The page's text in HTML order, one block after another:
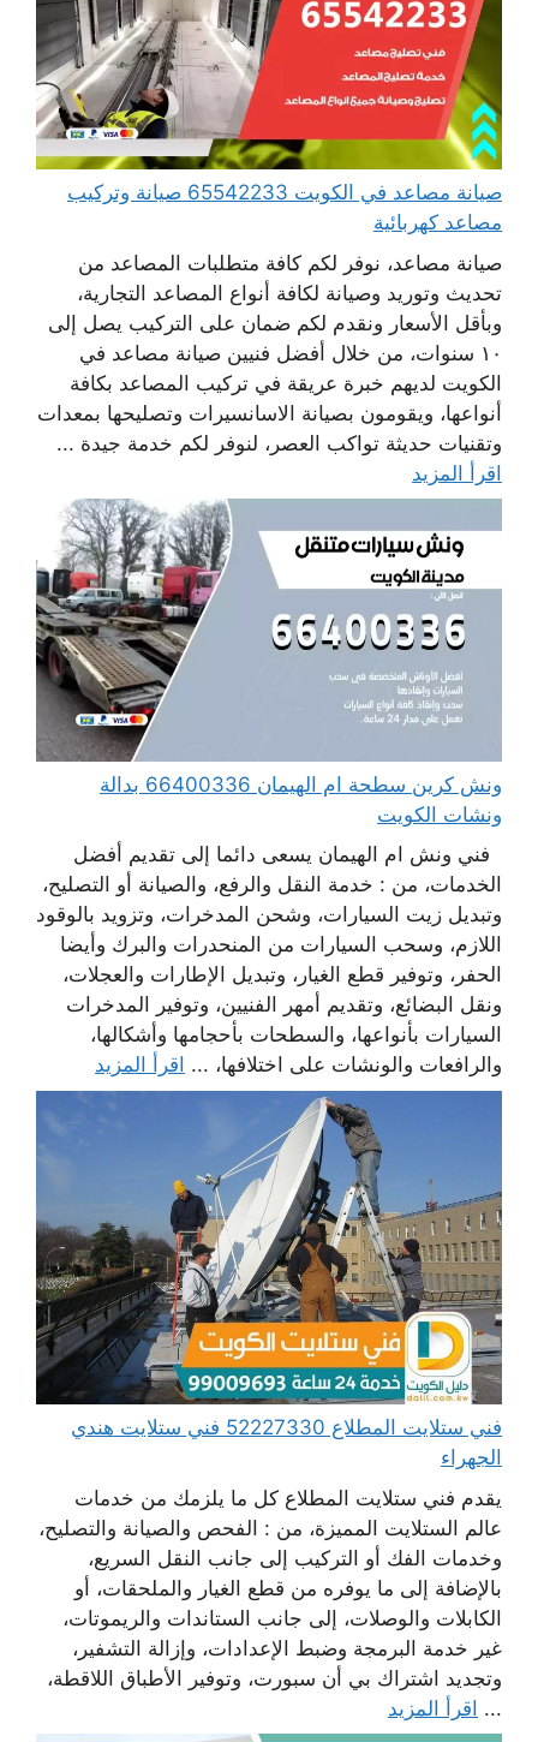
صيانة مصاعد في الكويت 65542233 صيانة وتركيب
مصاعد كهربائية
صيانة مصاعد، نوفر لكم كافة متطلبات المصاعد من
تحديث وتوريد وصيانة لكافة أنواع المصاعد التجارية،
وبأقل الأسعار ونقدم لكم ضمان على التركيب يصل إلى
١٠ سنوات، من خلال أفضل فنيين صيانة مصاعد في
الكويت لديهم خبرة عريقة في تركيب المصاعد بكافة
أنواعها، ويقومون بصيانة الاسانسيرات وتصليحها بمعدات
وتقنيات حديثة تواكب العصر، لنوفر لكم خدمة جيدة ...
اقرأ المزيد
ونش كرين سطحة ام الهيمان 66400336 بدالة
ونشات الكويت
فني ونش ام الهيمان يسعى دائما إلى تقديم أفضل
الخدمات، من : خدمة النقل والرفع، والصيانة أو التصليح،
وتبديل زيت السيارات، وشحن المدخرات، وتزويد بالوقود
اللازم، وسحب السيارات من المنحدرات والبرك وأيضا
الحفر، وتوفير قطع الغيار، وتبديل الإطارات والعجلات،
ونقل البضائع، وتقديم أمهر الفنيين، وتوفير المدخرات
السيارات بأنواعها، والسطحات بأحجامها وأشكالها،
والرافعات والونشات على اختلافها، ... اقرأ المزيد
فني ستلايت المطلاع 52227330 فني ستلايت هندي
الجهراء
يقدم فني ستلايت المطلاع كل ما يلزمك من خدمات
عالم الستلايت المميزة، من : الفحص والصيانة والتصليح،
وخدمات الفك أو التركيب إلى جانب النقل السريع،
بالإضافة إلى ما يوفره من قطع الغيار والملحقات، أو
الكابلات والوصلات، إلى جانب الستاندات والريموتات،
غير خدمة البرمجة وضبط الإعدادات، وإزالة التشفير،
وتجديد اشتراك بي أن سبورت، وتوفير الأطباق اللاقطة،
... اقرأ المزيد